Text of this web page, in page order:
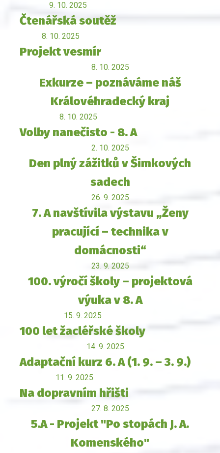
9. 10. 2025
Čtenářská soutěž
8. 10. 2025
Projekt vesmír
8. 10. 2025
Exkurze – poznáváme náš
Královéhradecký kraj
8. 10. 2025
Volby nanečisto - 8. A
2. 10. 2025
Den plný zážitků v Šimkových
sadech
26. 9. 2025
7. A navštívila výstavu „Ženy
pracující – technika v
domácnosti“
23. 9. 2025
100. výročí školy – projektová
výuka v 8. A
15. 9. 2025
100 let žacléřské školy
14. 9. 2025
Adaptační kurz 6. A (1. 9. – 3. 9.)
11. 9. 2025
Na dopravním hřišti
27. 8. 2025
5.A - Projekt "Po stopách J. A.
Komenského"